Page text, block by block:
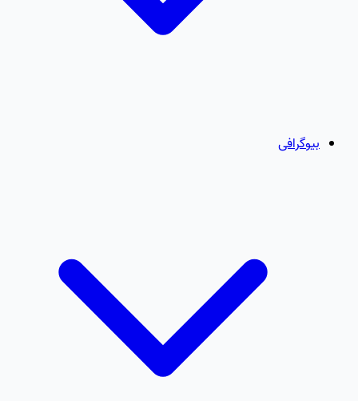
بیوگرافی